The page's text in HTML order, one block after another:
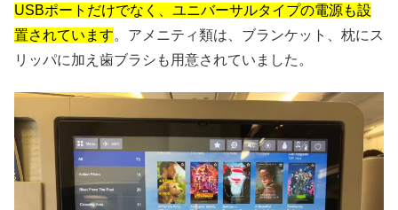
USBポートだけでなく、ユニバーサルタイプの電源も設
置されています。アメニティ類は、ブランケット、枕にス
リッパに加え歯ブラシも用意されていました。